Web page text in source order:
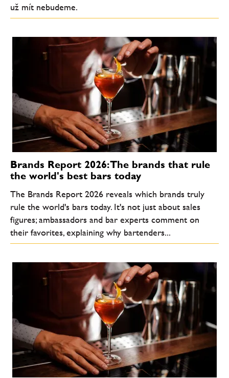
už mít nebudeme.
Brands Report 2026: The brands that rule
the world's best bars today
The Brands Report 2026 reveals which brands truly
rule the world's bars today. It's not just about sales
figures; ambassadors and bar experts comment on
their favorites, explaining why bartenders...